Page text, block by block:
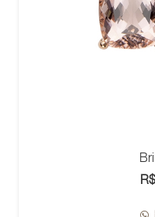
R$